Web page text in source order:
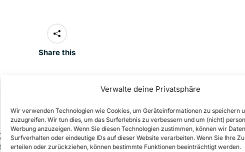
Verwalte deine Privatsphäre
Wir verwenden Technologien wie Cookies, um Geräteinformationen zu speichern
zuzugreifen. Wir tun dies, um das Surferlebnis zu verbessern und um (nicht)
Werbung anzuzeigen. Wenn Sie diesen Technologien zustimmen, können wir
Surfverhalten oder eindeutige IDs auf dieser Website verarbeiten. Wenn Sie Ihre
erteilen oder zurückziehen, können bestimmte Funktionen beeinträchtigt werden.
Share this
NÄCHSTES
Nächster
Sea-Watch 3 seit 20 Tagen an
der Kette: Über 200 Tote – EKD-
Präses Rekowski besucht